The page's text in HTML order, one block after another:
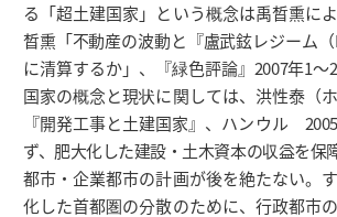
る「超土建国家」という概念は禹晳熏に
晳熏「不動産の波動と『盧武鉉レジーム
に清算するか」、『緑色評論』2007年1
国家の概念と現状に関しては、洪性泰（
『開発工事と土建国家』、ハンウル
ず、肥大化した建設・土木資本の収益を保
都市・企業都市の計画が後を絶たない。
化した首都圏の分散のために、行政都市